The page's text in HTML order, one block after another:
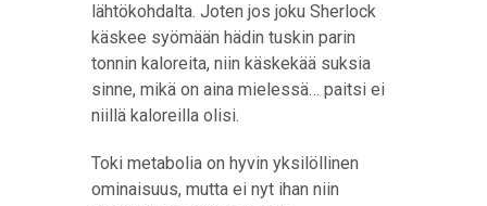
lähtökohdalta. Joten jos joku Sherlock
käskee syömään hädin tuskin parin
tonnin kaloreita, niin käskekää suksia
sinne, mikä on aina mielessä… paitsi ei
niillä kaloreilla olisi.
Toki metabolia on hyvin yksilöllinen
ominaisuus, mutta ei nyt ihan niin